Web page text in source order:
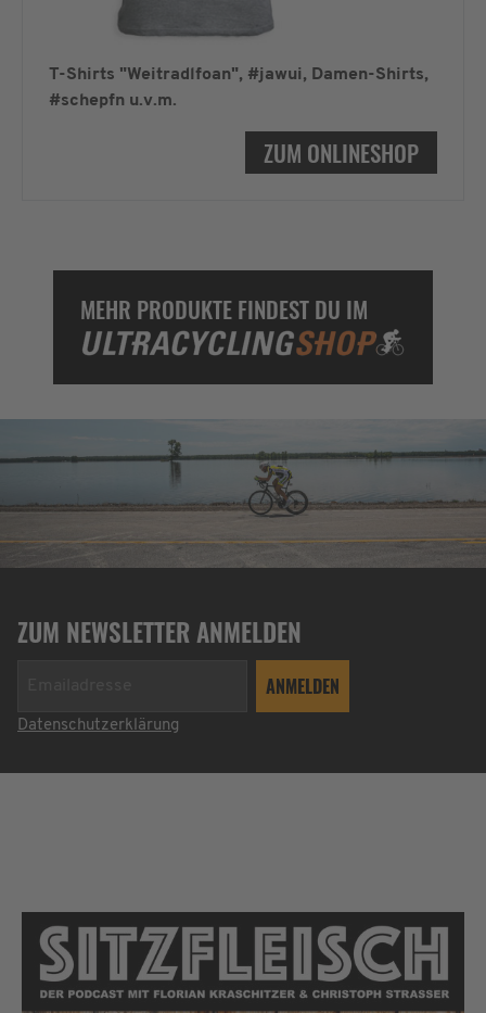
T-Shirts "Weitradlfoan", #jawui, Damen-Shirts,
#schepfn u.v.m.
ZUM ONLINESHOP
MEHR PRODUKTE FINDEST DU IM
ZUM NEWSLETTER ANMELDEN
Datenschutzerklärung